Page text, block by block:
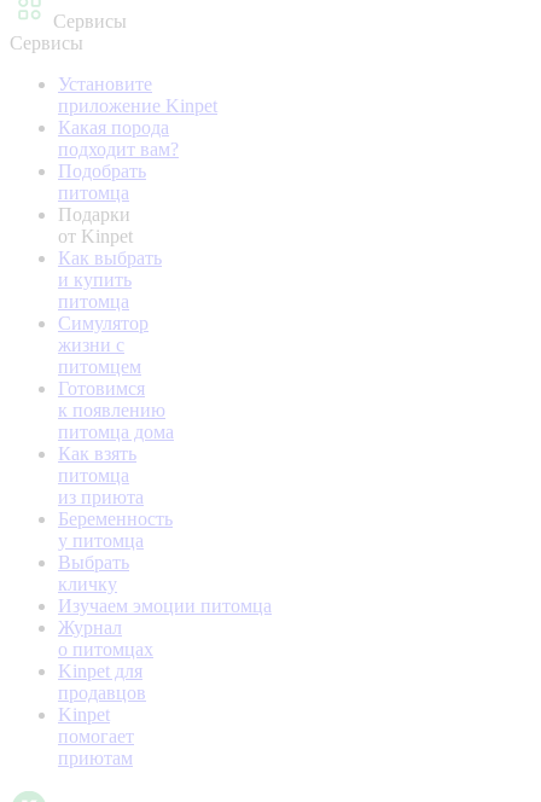
Сервисы
Сервисы
Установите
приложение Kinpet
Какая порода
подходит вам?
Подобрать
питомца
Подарки
от Kinpet
Как выбрать
и купить
питомца
Симулятор
жизни с
питомцем
Готовимся
к появлению
питомца дома
Как взять
питомца
из приюта
Беременность
у питомца
Выбрать
кличку
Изучаем эмоции питомца
Журнал
о питомцах
Kinpet для
продавцов
Kinpet
помогает
приютам